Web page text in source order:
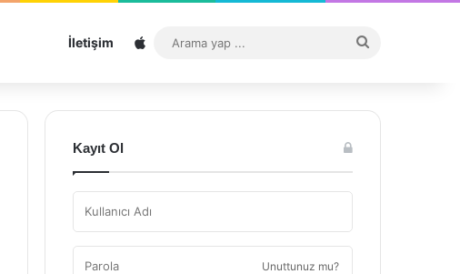
İletişim Sitemap
...
Kayıt Ol
Unuttunuz mu?